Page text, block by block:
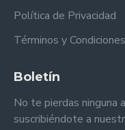
Política de Privacidad
Términos y Condiciones
Boletín
No te pierdas ninguna
suscribiéndote a